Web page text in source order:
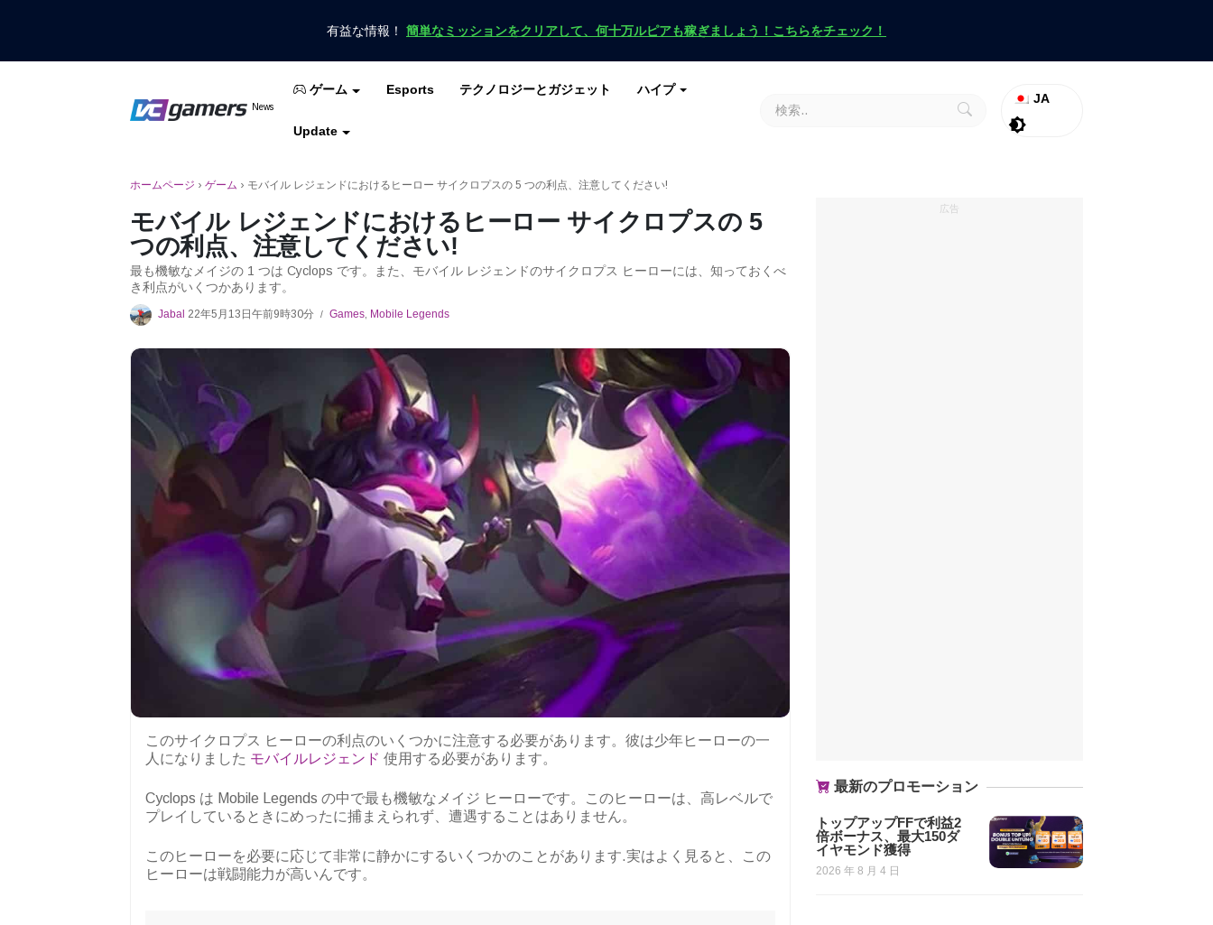
有益な情報！ 簡単なミッションをクリアして、何十万ルピアも稼ぎましょう！こちらをチェック！
VCGamers ニュース
News
VCGamersだけで最新のゲームニュースを入手
ゲーム Esports テクノロジーとガジェット ハイプ
Update
JA
フリーファイア ヴァロラント
ホームページ › ゲーム › モバイル レジェンドにおけるヒーロー サイクロプスの 5 つの利点、注意してください!
モバイル レジェンドにおけるヒーロー サイクロプスの 5
つの利点、注意してください!
最も機敏なメイジの 1 つは Cyclops です。また、モバイル レジェンドのサイクロプス ヒーローには、知っておくべ
き利点がいくつかあります。
Jabal 22年5月13日午前9時30分 / Games, Mobile Legends
このサイクロプス ヒーローの利点のいくつかに注意する必要があります。彼は少年ヒーローの一
人になりました モバイルレジェンド 使用する必要があります。
Cyclops は Mobile Legends の中で最も機敏なメイジ ヒーローです。このヒーローは、高レベルで
プレイしているときにめったに捕まえられず、遭遇することはありません。
このヒーローを必要に応じて非常に静かにするいくつかのことがあります.実はよく見ると、この
ヒーローは戦闘能力が高いんです。
広告
最新のプロモーション
トップアップFFで利益2
倍ボーナス、最大150ダ
イヤモンド獲得
2026 年 8 月 4 日